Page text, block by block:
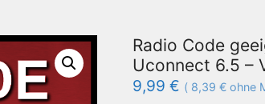
Radio Code
Uconnect 6.5 –
9,99€ ( 8,39€ ohne